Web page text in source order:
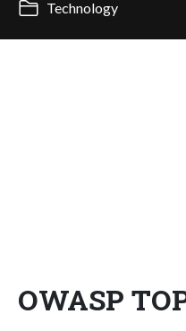
Technology
OWASP